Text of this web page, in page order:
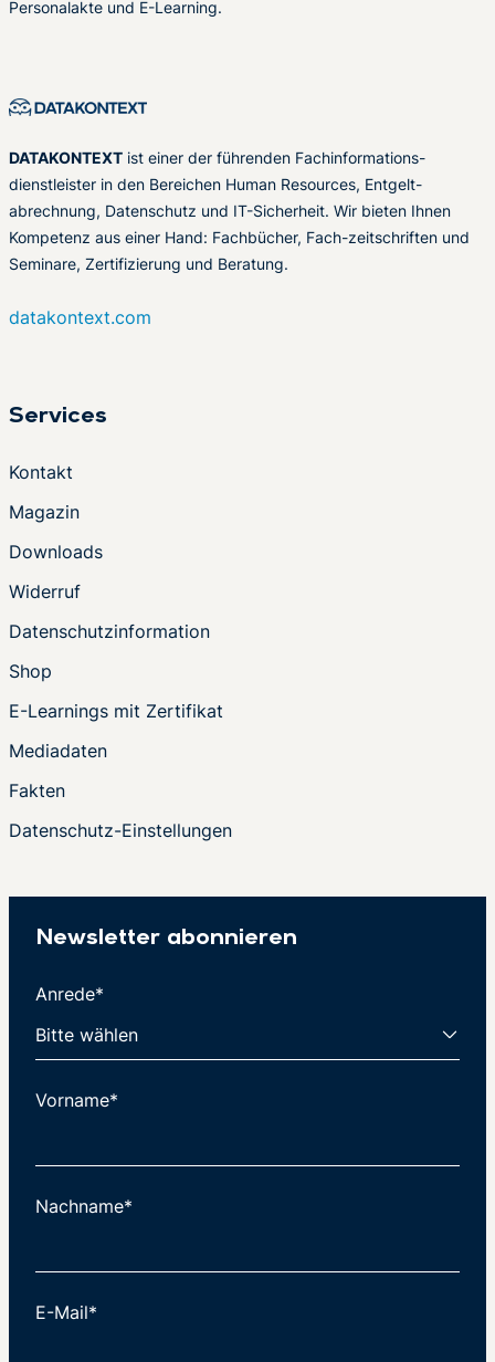
Personalakte und E-Learning.
DATAKONTEXT ist einer der führenden Fachinformations-
dienstleister in den Bereichen Human Resources, Entgelt-
abrechnung, Datenschutz und IT-Sicherheit. Wir bieten Ihnen
Kompetenz aus einer Hand: Fachbücher, Fach-zeitschriften und
Seminare, Zertifizierung und Beratung.
datakontext.com
Services
Kontakt
Magazin
Downloads
Widerruf
Datenschutzinformation
Shop
E-Learnings mit Zertifikat
Mediadaten
Fakten
Datenschutz-Einstellungen
Newsletter abonnieren
Anrede*
Vorname*
Nachname*
E-Mail*